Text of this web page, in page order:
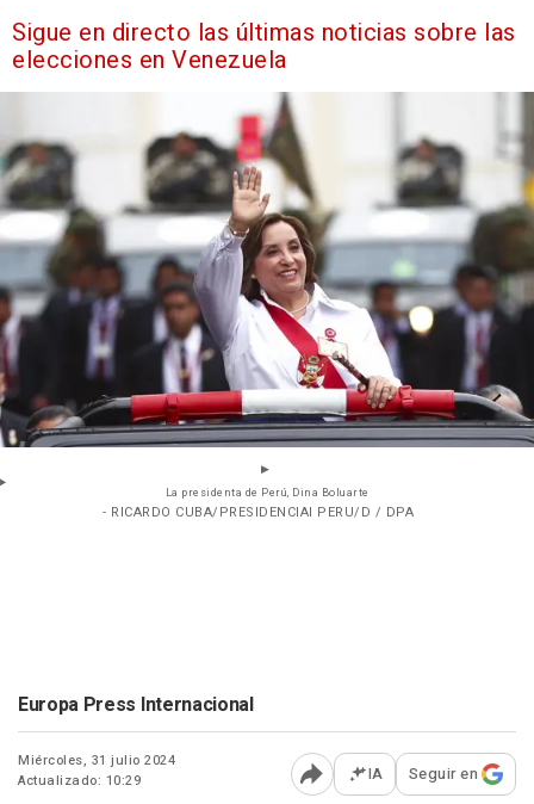
Sigue en directo las últimas noticias sobre las
elecciones en Venezuela
La presidenta de Perú, Dina Boluarte
- RICARDO CUBA/PRESIDENCIAI PERU/D / DPA
Europa Press Internacional
Miércoles, 31 julio 2024
Actualizado: 10:29
Abrir opciones para
IA Seguir en